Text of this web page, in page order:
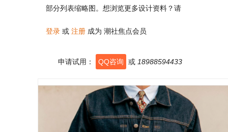
部分列表缩略图。想浏览更多设计资料？请
登录 或 注册 成为 潮社焦点会员
申请试用： QQ咨询 或 18988594433